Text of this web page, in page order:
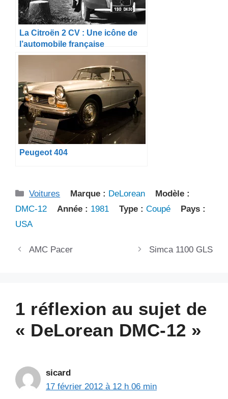
La Citroën 2 CV : Une icône de
l’automobile française
Peugeot 404
Catégories
Voitures Marque : DeLorean
Modèle :
DMC-12
Année : 1981 Type : Coupé
Pays :
USA
AMC Pacer Simca 1100 GLS
1 réflexion au sujet de
« DeLorean DMC-12 »
sicard
17 février 2012 à 12 h 06 min